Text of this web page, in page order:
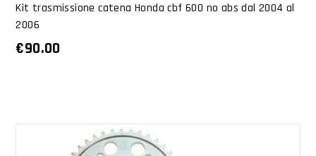
Kit trasmissione catena Honda cbf 600 no abs dal 2004 al
2006
€90.00